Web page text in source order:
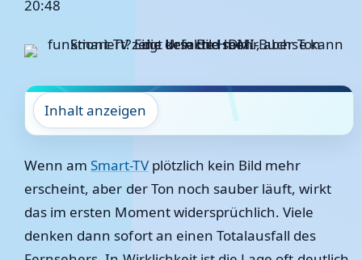
20:48
Inhalt anzeigen
Wenn am Smart-TVplötzlich kein Bild mehr
erscheint, aber der Ton noch sauber läuft, wirkt
das im ersten Moment widersprüchlich. Viele
denken dann sofort an einen Totalausfall des